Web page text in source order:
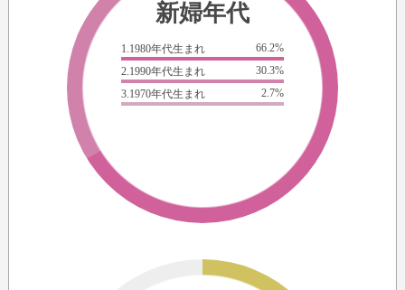
新婦年代
1.1980年代生まれ
66.2%
2.1990年代生まれ
30.3%
3.1970年代生まれ
2.7%